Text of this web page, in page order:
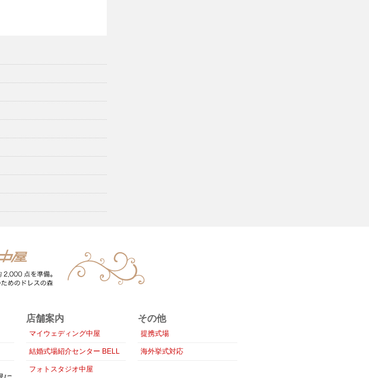
店舗案内
マイウェディング中屋
結婚式場紹介センター BELL
フォトスタジオ中屋
その他
提携式場
海外挙式対応